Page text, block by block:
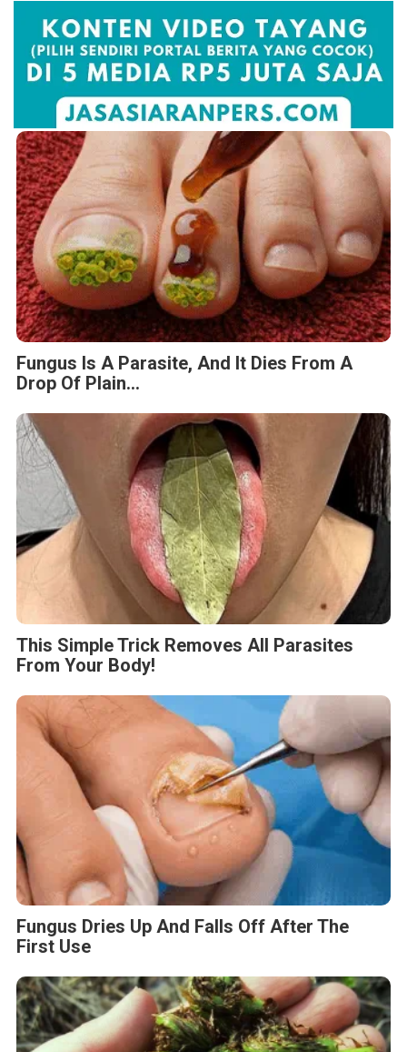
Fungus Is A Parasite, And It Dies From A
Drop Of Plain...
This Simple Trick Removes All Parasites
From Your Body!
Fungus Dries Up And Falls Off After The
First Use